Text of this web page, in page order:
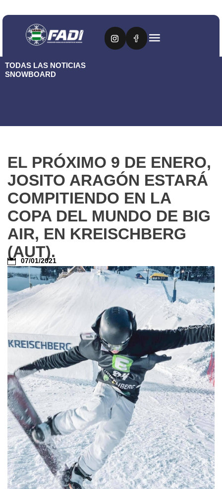
TODAS LAS NOTICIAS
SNOWBOARD
EL PRÓXIMO 9 DE ENERO,
JOSITO ARAGÓN ESTARÁ
COMPITIENDO EN LA
COPA DEL MUNDO DE BIG
AIR, EN KREISCHBERG
(AUT).
07/01/2021